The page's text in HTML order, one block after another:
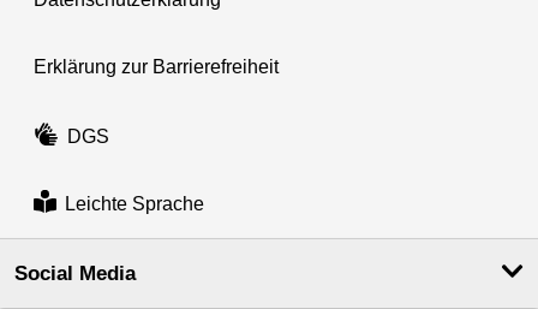
Erklärung zur Barrierefreiheit
DGS
Leichte Sprache
Social Media